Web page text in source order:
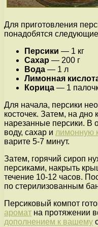
Для приготовления
понадобятся
Персики — 1 кг
Сахар — 200 г
Вода — 1 л
Лимонная
Корица — 1
Для начала, персики
косточек. Затем, на дно
нарезанные персики. В
воду, сахар и лимонную
варите 5-7 минут.
Затем, горячий сироп
персиками, накрыть
течение 10-12 часов.
по стерилизованным
Персиковый компот
аромат на протяжении
дополнением к вашему